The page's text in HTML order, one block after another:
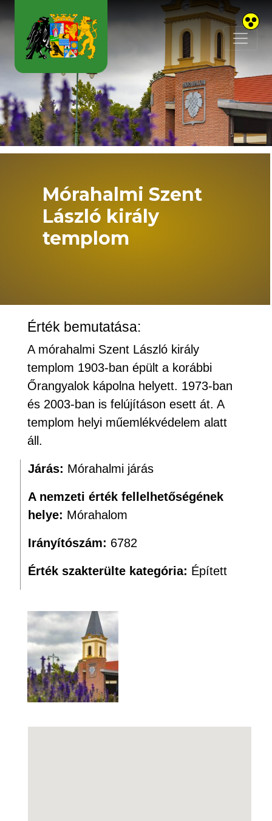
Mórahalmi Szent
László király
templom
Érték bemutatása:
A mórahalmi Szent László király
templom 1903-ban épült a korábbi
Őrangyalok kápolna helyett. 1973-ban
és 2003-ban is felújításon esett át. A
templom helyi műemlékvédelem alatt
áll.
Járás: Mórahalmi járás
A nemzeti érték fellelhetőségének
helye: Mórahalom
Irányítószám: 6782
Érték szakterülte kategória: Épített